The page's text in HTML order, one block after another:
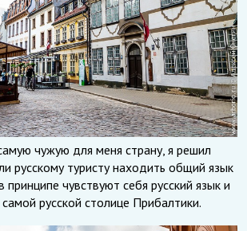
чужую для меня страну, я решил
русскому туристу находить общий язык
принципе чувствуют себя русский язык и
самой русской столице Прибалтики.